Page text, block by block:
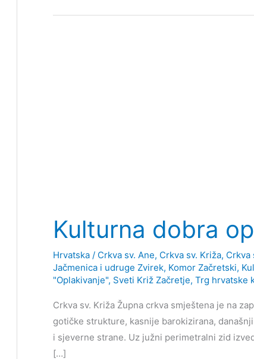
Kulturna dobra
Hrvatska / Crkva sv. Ane, Crkva sv. Križa, Crkva
Jačmenica i udruge Zvirek, Komor Začretski,
"Oplakivanje", Sveti Križ Začretje, Trg hrvatske
Crkva sv. Križa Župna crkva smještena je na
gotičke strukture, kasnije barokizirana,
i sjeverne strane. Uz južni perimetralni zid
[…]